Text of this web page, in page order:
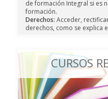
de formación Integral si es
formación.
Derechos: Acceder,
derechos, como se explica
CURSOS